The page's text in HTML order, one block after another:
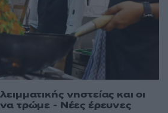
νηστείας και οι
τρώμε - Νέες έρευνες